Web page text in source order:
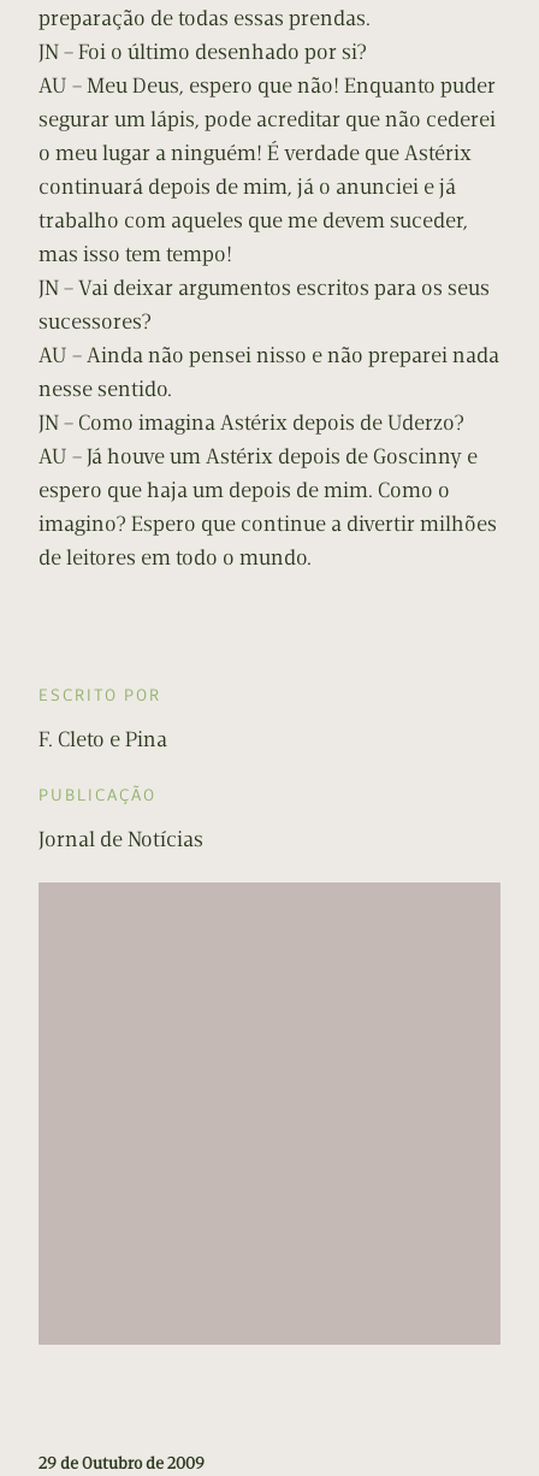
preparação de todas essas prendas.
JN – Foi o último desenhado por si?
AU – Meu Deus, espero que não! Enquanto puder
segurar um lápis, pode acreditar que não cederei
o meu lugar a ninguém! É verdade que Astérix
continuará depois de mim, já o anunciei e já
trabalho com aqueles que me devem suceder,
mas isso tem tempo!
JN – Vai deixar argumentos escritos para os seus
sucessores?
AU – Ainda não pensei nisso e não preparei nada
nesse sentido.
JN – Como imagina Astérix depois de Uderzo?
AU – Já houve um Astérix depois de Goscinny e
espero que haja um depois de mim. Como o
imagino? Espero que continue a divertir milhões
de leitores em todo o mundo.
ESCRITO POR
F. Cleto e Pina
PUBLICAÇÃO
Jornal de Notícias
29 de Outubro de 2009